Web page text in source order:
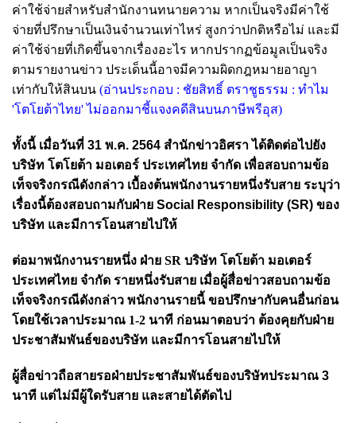
ค่าใช้จ่ายสำหรับสำนักงานทนายความ หากเป็นจริงมีค่าใช้
จ่ายที่ปรึกษาเป็นเงินจำนวนเท่าไหร่ สูงกว่าปกติหรือไม่ และมี
ค่าใช้จ่ายที่เกิดขึ้นจากเรื่องอะไร หากปรากฏข้อมูลเป็นจริง
ตามรายงานข่าว ประเด็นนี้อาจมีความผิดกฎหมายอาญา
เท่ากับให้สินบน (อ่านประกอบ : ชัยสิทธิ์ ตราชูธรรม : ทำไม
'โตโยต้าไทย' ไม่ออกมาชี้แจงคดีสินบนภาษีพรีอุส)
ทั้งนี้ เมื่อวันที่ 31 พ.ค. 2564 สำนักข่าวอิศรา ได้ติดต่อไปยัง
บริษัท โตโยต้า มอเตอร์ ประเทศไทย จำกัด เพื่อสอบถามข้อ
เท็จจริงกรณีดังกล่าว เบื้องต้นพนักงานรายหนึ่งรับสาย ระบุว่า
เรื่องนี้ต้องสอบถามกับฝ่าย Social Responsibility (SR) ของ
บริษัท และมีการโอนสายไปให้
ต่อมาพนักงานรายหนึ่ง ฝ่าย SR บริษัท โตโยต้า มอเตอร์
ประเทศไทย จำกัด รายหนึ่งรับสาย เมื่อผู้สื่อข่าวสอบถามข้อ
เท็จจริงกรณีดังกล่าว พนักงานรายนี้ ขอปรึกษากับคนอื่นก่อน
โดยใช้เวลาประมาณ 1-2 นาที ก่อนมาตอบว่า ต้องคุยกับฝ่าย
ประชาสัมพันธ์ของบริษัท และมีการโอนสายไปให้
ผู้สื่อข่าวถือสายรอฝ่ายประชาสัมพันธ์ของบริษัทประมาณ 3
นาที แต่ไม่มีผู้ใดรับสาย และสายได้ตัดไป